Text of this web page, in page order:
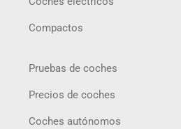
Compactos
Pruebas de coches
Precios de coches
Coches autónomos